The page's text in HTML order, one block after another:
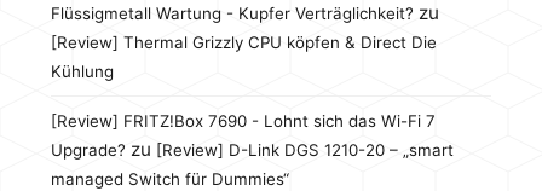
Flüssigmetall Wartung - Kupfer Verträglichkeit? zu
[Review] Thermal Grizzly CPU köpfen & Direct Die
Kühlung
[Review] FRITZ!Box 7690 - Lohnt sich das Wi-Fi 7
Upgrade? zu [Review] D-Link DGS 1210-20 – „smart
managed Switch für Dummies“